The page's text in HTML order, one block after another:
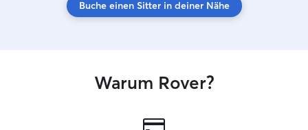
Buche einen Sitter in deiner Nähe
Warum Rover?